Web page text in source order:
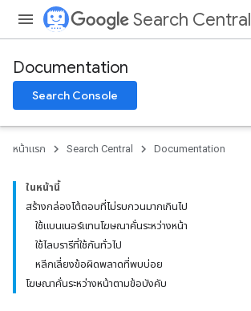
Search Central
Documentation
Search Console
หน้าแรก Search Central Documentation
ในหน้านี้
สร้างกล่องโต้ตอบที่ไม่รบกวนมากเกินไป
ใช้แบนเนอร์แทนโฆษณาคั่นระหว่างหน้า
ใช้ไลบรารีที่ใช้กันทั่วไป
หลีกเลี่ยงข้อผิดพลาดที่พบบ่อย
โฆษณาคั่นระหว่างหน้าตามข้อบังคับ